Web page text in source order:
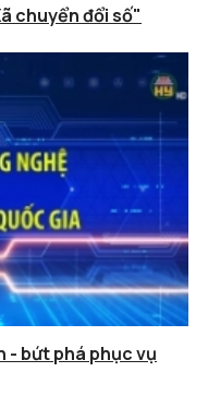
chuyển đổi số"
- bứt phá phục vụ